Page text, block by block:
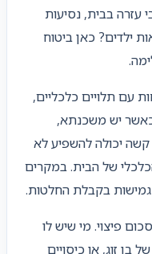
עזרה בבית, נסיעות
ילדים? כאן ביטוח
עם תלויים כלכליים,
כאשר יש משכנתא,
יכולה להשפיע לא
של הבית. במקרים
גמישות בקבלת החלטות.
פיצוי. מי שיש לו
בן זוג, או כיסויים